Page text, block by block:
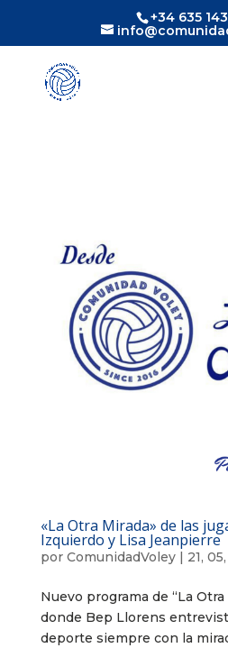
+34 635
«La Otra Mirada» de las
Izquierdo y Lisa Jeanpierre
por ComunidadVoley| 21, 05,
Nuevo programa de “La
donde Bep Llorens
deporte siempre con la